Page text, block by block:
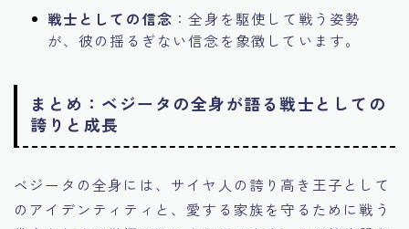
戦士としての信念 ：全身を駆使して戦う姿勢
が、彼の揺るぎない信念を象徴しています。
まとめ：ベジータの全身が語る戦士としての
誇りと成長
ベジータの全身には、サイヤ人の誇り高き王子として
のアイデンティティと、愛する家族を守るために戦う